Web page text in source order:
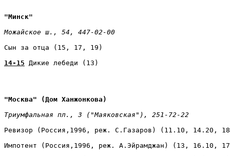
"Минск"
Можайское ш., 54, 447-02-00
Сын за отца (15, 17, 19)
14-15 Дикие лебеди (13)
"Москва" (Дом Ханжонкова)
Триумфальная пл., 3 ("Маяковская"), 251-72-22
Ревизор (Россия,1996, реж. С.Газаров) (11.10, 14.20,
Импотент (Россия,1996, реж. А.Эйрамджан) (13, 16.10,